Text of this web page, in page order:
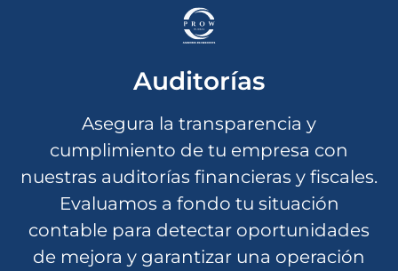
Auditorías
Asegura la transparencia y
cumplimiento de tu empresa con
nuestras auditorías financieras y fiscales.
Evaluamos a fondo tu situación
contable para detectar oportunidades
de mejora y garantizar una operación